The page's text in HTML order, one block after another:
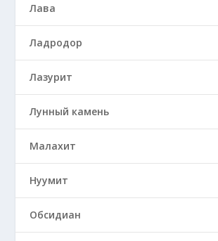
Лава
Ладродор
Лазурит
Лунный камень
Малахит
Нуумит
Обсидиан